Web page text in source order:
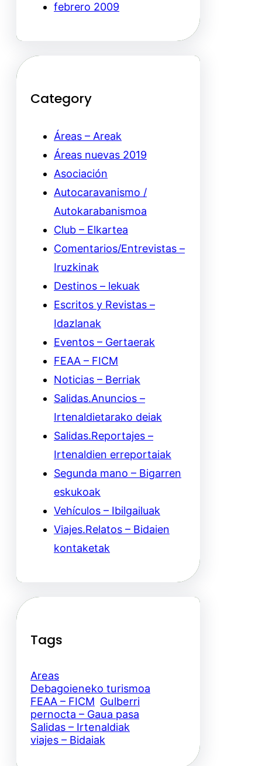
febrero 2009
Category
Áreas – Areak
Áreas nuevas 2019
Asociación
Autocaravanismo /
Autokarabanismoa
Club – Elkartea
Comentarios/Entrevistas –
Iruzkinak
Destinos – lekuak
Escritos y Revistas –
Idazlanak
Eventos – Gertaerak
FEAA – FICM
Noticias – Berriak
Salidas.Anuncios –
Irtenaldietarako deiak
Salidas.Reportajes –
Irtenaldien erreportaiak
Segunda mano – Bigarren
eskukoak
Vehículos – Ibilgailuak
Viajes.Relatos – Bidaien
kontaketak
Tags
Areas
Debagoieneko turismoa
FEAA – FICM Gulberri
pernocta – Gaua pasa
Salidas – Irtenaldiak
viajes – Bidaiak